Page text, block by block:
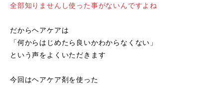
全部知りませんし使った事がないんですよね
だからヘアケアは
「何からはじめたら良いかわからなくない」
という声をよくいただきます
今回はヘアケア剤を使った